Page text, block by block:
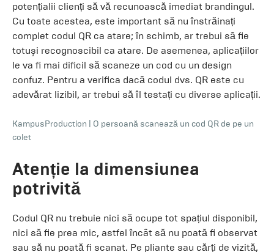
potențialii clienți să vă recunoască imediat brandingul.
Cu toate acestea, este important să nu înstrăinați
complet codul QR ca atare; în schimb, ar trebui să fie
totuși recognoscibil ca atare. De asemenea, aplicațiilor
le va fi mai dificil să scaneze un cod cu un design
confuz. Pentru a verifica dacă codul dvs. QR este cu
adevărat lizibil, ar trebui să îl testați cu diverse aplicații.
KampusProduction
O persoană scanează un cod QR de pe un
colet
Atenție la dimensiunea
potrivită
Codul QR nu trebuie nici să ocupe tot spațiul disponibil,
nici să fie prea mic, astfel încât să nu poată fi observat
sau să nu poată fi scanat. Pe pliante sau cărți de vizită,